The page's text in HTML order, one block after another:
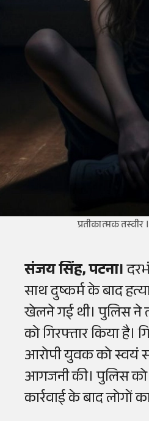
प्रतीकात्मक
संजय सिंह, पटना।
साथ दुष्कर्म के बाद
खेलने गई थी। पुलिस ने
को गिरफ्तार किया है।
आरोपी युवक को स्वयं
आगजनी की। पुलिस को
कार्रवाई के बाद लोगों